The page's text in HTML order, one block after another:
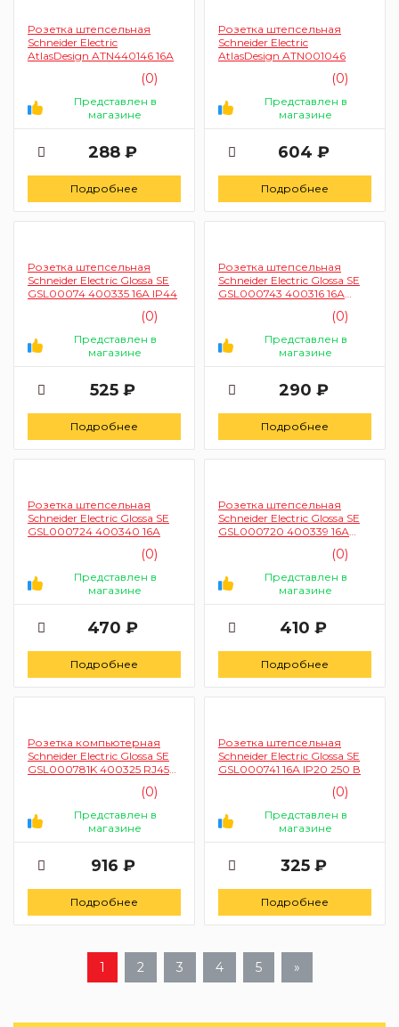
Розетка штепсельная
Schneider Electric
AtlasDesign ATN440146 16А
(0)
Представлен в
магазине
288 ₽
Подробнее
Розетка штепсельная
Schneider Electric
AtlasDesign ATN001046
(0)
Представлен в
магазине
604 ₽
Подробнее
Розетка штепсельная
Schneider Electric Glossa SE
GSL00074 400335 16А IP44
(0)
Представлен в
магазине
525 ₽
Подробнее
Розетка штепсельная
Schneider Electric Glossa SE
GSL000743 400316 16А
(0)
Представлен в
магазине
290 ₽
Подробнее
Розетка штепсельная
Schneider Electric Glossa SE
GSL000724 400340 16А
(0)
Представлен в
магазине
470 ₽
Подробнее
Розетка штепсельная
Schneider Electric Glossa SE
GSL000720 400339 16А
(0)
Представлен в
магазине
410 ₽
Подробнее
Розетка компьютерная
Schneider Electric Glossa SE
GSL000781K 400325 RJ45
(0)
Представлен в
магазине
916 ₽
Подробнее
Розетка штепсельная
Schneider Electric Glossa SE
GSL000741 16А IP20 250 В
(0)
Представлен в
магазине
325 ₽
Подробнее
1 2 3 4 5 »